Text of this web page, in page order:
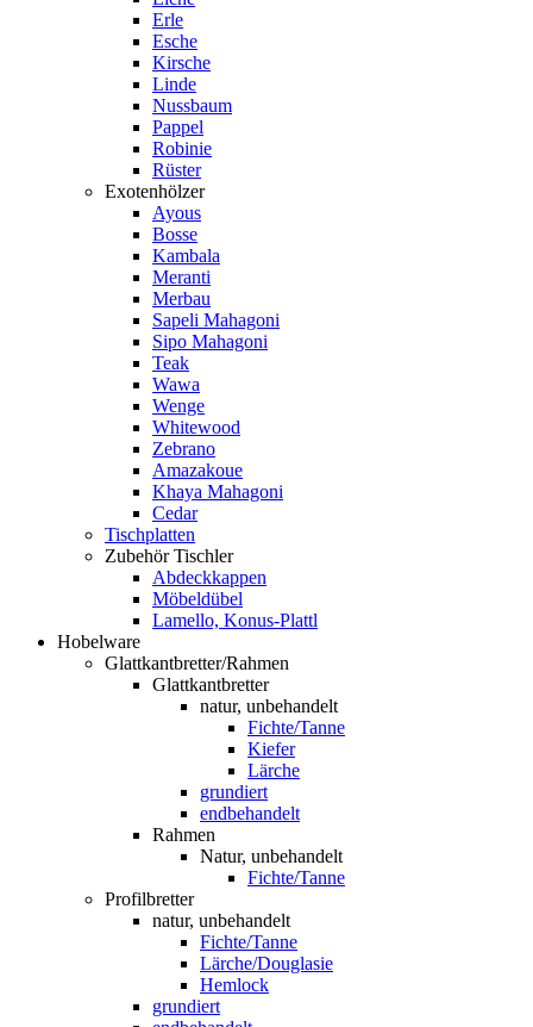
Erle
Esche
Kirsche
Linde
Nussbaum
Pappel
Robinie
Rüster
Exotenhölzer
Ayous
Bosse
Kambala
Meranti
Merbau
Sapeli Mahagoni
Sipo Mahagoni
Teak
Wawa
Wenge
Whitewood
Zebrano
Amazakoue
Khaya Mahagoni
Cedar
Tischplatten
Zubehör Tischler
Abdeckkappen
Möbeldübel
Lamello, Konus-Plattl
Hobelware
Glattkantbretter/Rahmen
Glattkantbretter
natur, unbehandelt
Fichte/Tanne
Kiefer
Lärche
grundiert
endbehandelt
Rahmen
Natur, unbehandelt
Fichte/Tanne
Profilbretter
natur, unbehandelt
Fichte/Tanne
Lärche/Douglasie
Hemlock
grundiert